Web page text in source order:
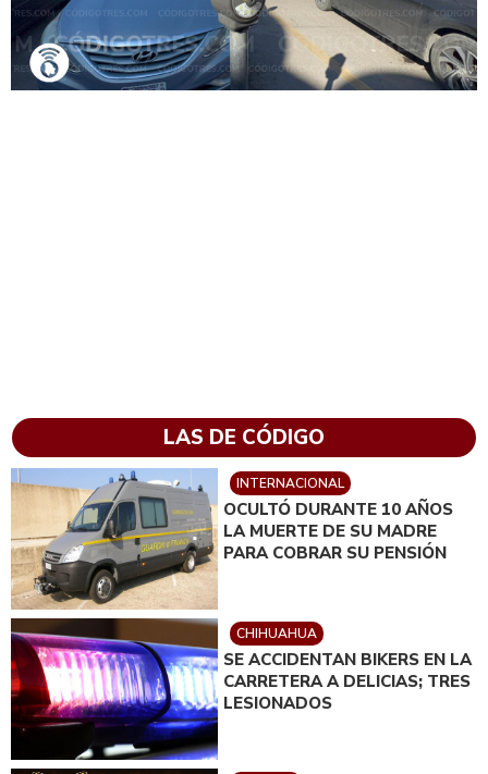
LAS DE CÓDIGO
INTERNACIONAL
OCULTÓ DURANTE 10 AÑOS
LA MUERTE DE SU MADRE
PARA COBRAR SU PENSIÓN
CHIHUAHUA
SE ACCIDENTAN BIKERS EN LA
CARRETERA A DELICIAS; TRES
LESIONADOS